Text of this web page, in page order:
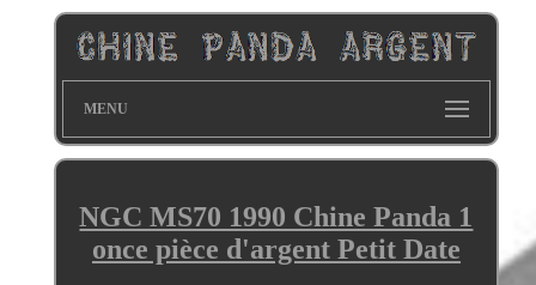
MENU
NGC MS70 1990 Chine Panda 1
once pièce d'argent Petit Date